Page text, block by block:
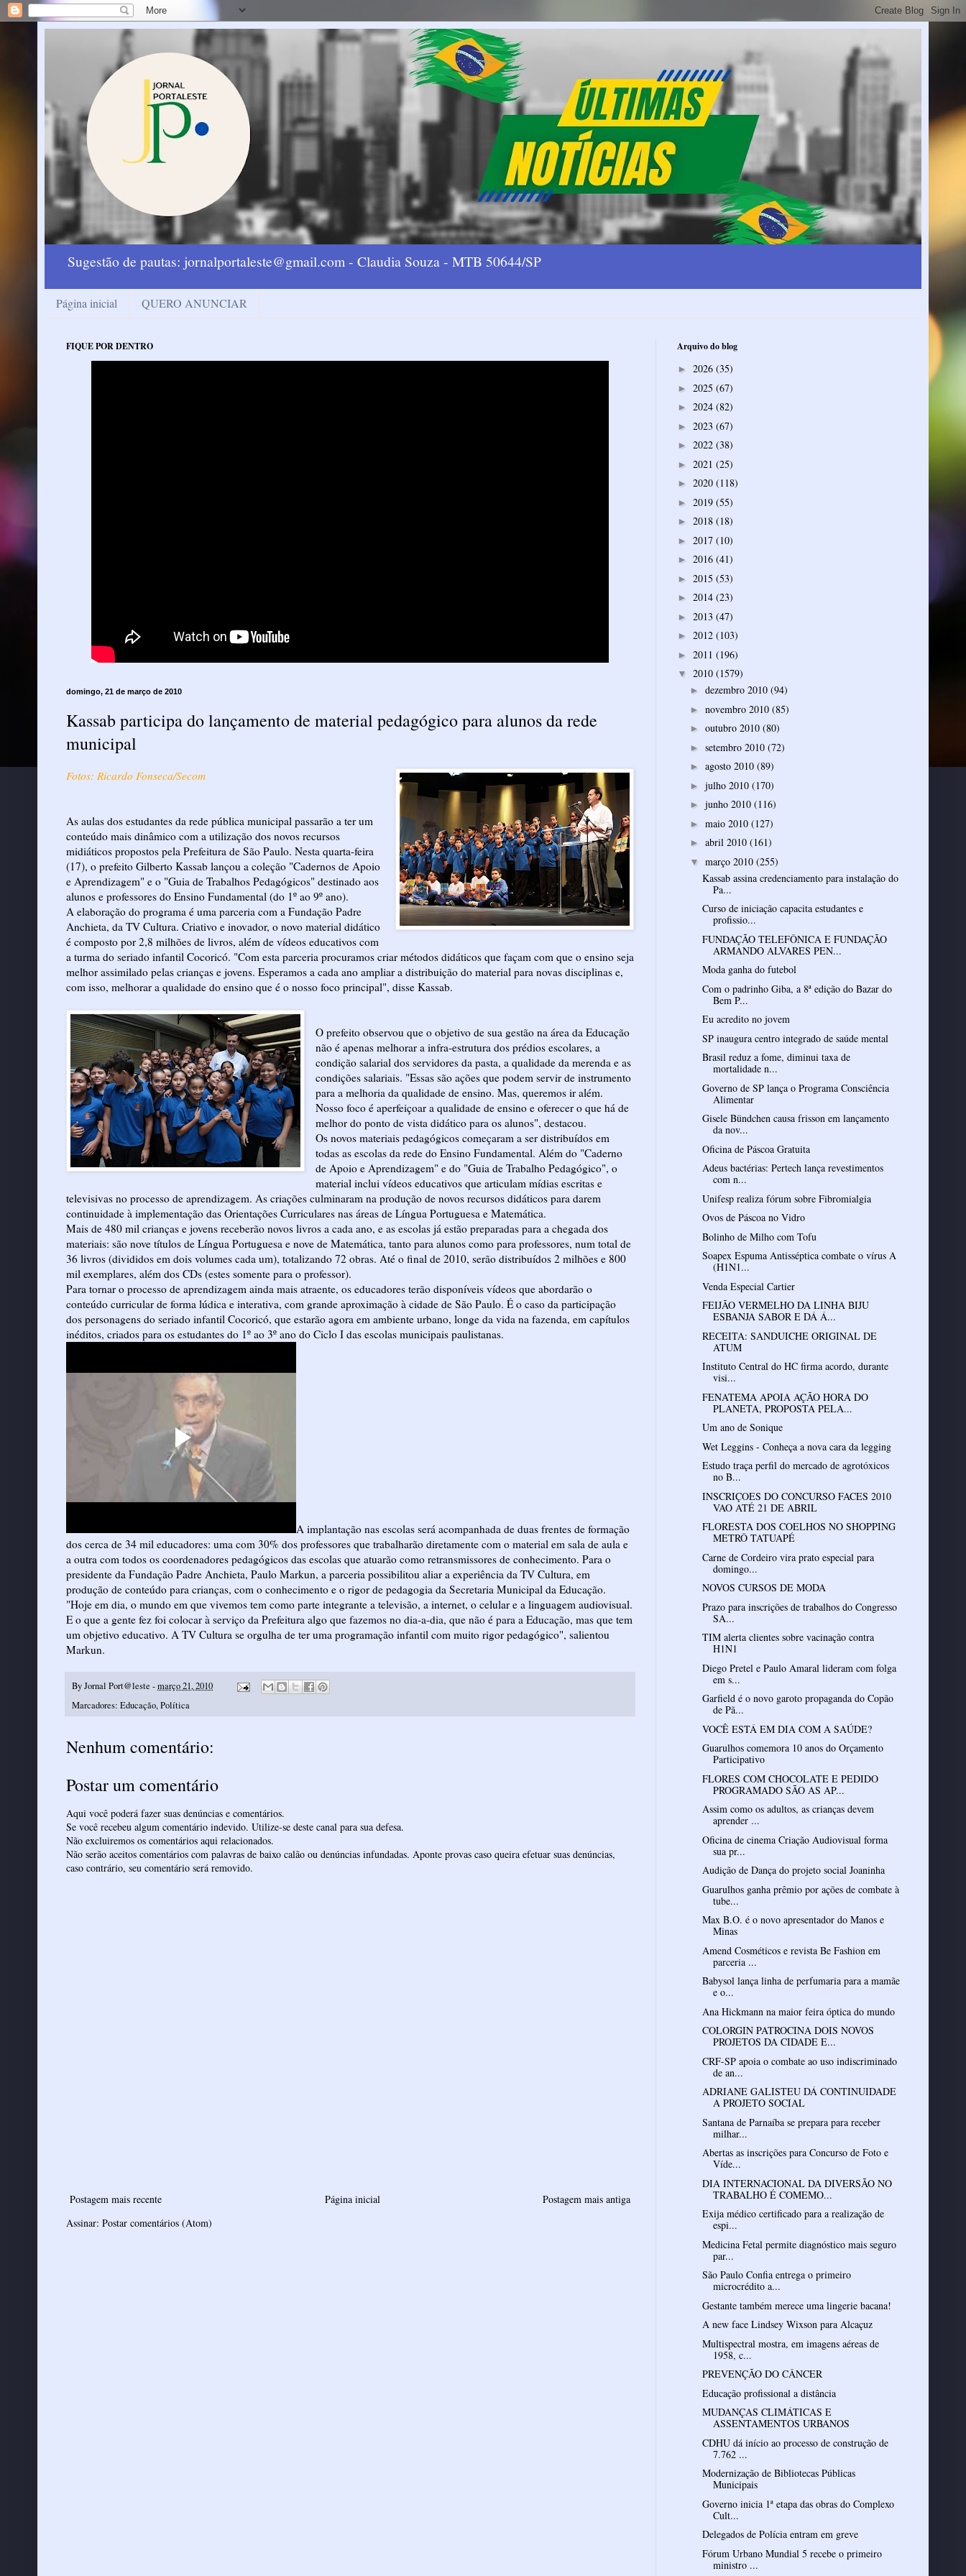
Sugestão de pautas: jornalportaleste@gmail.com - Claudia Souza - MTB 50644/SP
Página inicial QUERO ANUNCIAR
FIQUE POR DENTRO
domingo, 21 de março de 2010
Kassab participa do lançamento de material pedagógico para alunos da rede
municipal
Fotos: Ricardo Fonseca/Secom
As aulas dos estudantes da rede pública municipal passarão a ter um
conteúdo mais dinâmico com a utilização dos novos recursos
midiáticos propostos pela Prefeitura de São Paulo. Nesta quarta-feira
(17), o prefeito Gilberto Kassab lançou a coleção "Cadernos de Apoio
e Aprendizagem" e o "Guia de Trabalhos Pedagógicos" destinado aos
alunos e professores do Ensino Fundamental (do 1º ao 9º ano).
A elaboração do programa é uma parceria com a Fundação Padre
Anchieta, da TV Cultura. Criativo e inovador, o novo material didático
é composto por 2,8 milhões de livros, além de vídeos educativos com
a turma do seriado infantil Cocoricó. "Com esta parceria procuramos criar métodos didáticos que façam com que o ensino seja
melhor assimilado pelas crianças e jovens. Esperamos a cada ano ampliar a distribuição do material para novas disciplinas e,
com isso, melhorar a qualidade do ensino que é o nosso foco principal", disse Kassab.
O prefeito observou que o objetivo de sua gestão na área da Educação
não é apenas melhorar a infra-estrutura dos prédios escolares, a
condição salarial dos servidores da pasta, a qualidade da merenda e as
condições salariais. "Essas são ações que podem servir de instrumento
para a melhoria da qualidade de ensino. Mas, queremos ir além.
Nosso foco é aperfeiçoar a qualidade de ensino e oferecer o que há de
melhor do ponto de vista didático para os alunos", destacou.
Os novos materiais pedagógicos começaram a ser distribuídos em
todas as escolas da rede do Ensino Fundamental. Além do "Caderno
de Apoio e Aprendizagem" e do "Guia de Trabalho Pedagógico", o
material inclui vídeos educativos que articulam mídias escritas e
televisivas no processo de aprendizagem. As criações culminaram na produção de novos recursos didáticos para darem
continuidade à implementação das Orientações Curriculares nas áreas de Língua Portuguesa e Matemática.
Mais de 480 mil crianças e jovens receberão novos livros a cada ano, e as escolas já estão preparadas para a chegada dos
materiais: são nove títulos de Língua Portuguesa e nove de Matemática, tanto para alunos como para professores, num total de
36 livros (divididos em dois volumes cada um), totalizando 72 obras. Até o final de 2010, serão distribuídos 2 milhões e 800
mil exemplares, além dos CDs (estes somente para o professor).
Para tornar o processo de aprendizagem ainda mais atraente, os educadores terão disponíveis vídeos que abordarão o
conteúdo curricular de forma lúdica e interativa, com grande aproximação à cidade de São Paulo. É o caso da participação
dos personagens do seriado infantil Cocoricó, que estarão agora em ambiente urbano, longe da vida na fazenda, em capítulos
inéditos, criados para os estudantes do 1º ao 3º ano do Ciclo I das escolas municipais paulistanas.
A implantação nas escolas será acompanhada de duas frentes de formação
dos cerca de 34 mil educadores: uma com 30% dos professores que trabalharão diretamente com o material em sala de aula e
a outra com todos os coordenadores pedagógicos das escolas que atuarão como retransmissores de conhecimento. Para o
presidente da Fundação Padre Anchieta, Paulo Markun, a parceria possibilitou aliar a experiência da TV Cultura, em
produção de conteúdo para crianças, com o conhecimento e o rigor de pedagogia da Secretaria Municipal da Educação.
"Hoje em dia, o mundo em que vivemos tem como parte integrante a televisão, a internet, o celular e a linguagem audiovisual.
E o que a gente fez foi colocar à serviço da Prefeitura algo que fazemos no dia-a-dia, que não é para a Educação, mas que tem
um objetivo educativo. A TV Cultura se orgulha de ter uma programação infantil com muito rigor pedagógico", salientou
Markun.
ByJornal Port@leste -março 21, 2010
Marcadores: Educação,Política
Nenhum comentário:
Postar um comentário
Aqui você poderá fazer suas denúncias e comentários.
Se você recebeu algum comentário indevido. Utilize-se deste canal para sua defesa.
Não excluiremos os comentários aqui relacionados.
Não serão aceitos comentários com palavras de baixo calão ou denúncias infundadas. Aponte provas caso queira efetuar suas denúncias,
caso contrário, seu comentário será removido.
Postagem mais recente Postagem mais antiga
Página inicial
Assinar: Postar comentários (Atom)
Arquivo do blog
► 2026 (35)
► 2025 (67)
► 2024 (82)
► 2023 (67)
► 2022 (38)
► 2021 (25)
► 2020 (118)
► 2019 (55)
► 2018 (18)
► 2017 (10)
► 2016 (41)
► 2015 (53)
► 2014 (23)
► 2013 (47)
► 2012 (103)
► 2011 (196)
▼ 2010 (1579)
► dezembro 2010 (94)
► novembro 2010 (85)
► outubro 2010 (80)
► setembro 2010 (72)
► agosto 2010 (89)
► julho 2010 (170)
► junho 2010 (116)
► maio 2010 (127)
► abril 2010 (161)
▼ março 2010 (255)
Kassab assina credenciamento para instalação do
Pa...
Curso de iniciação capacita estudantes e
profissio...
FUNDAÇÃO TELEFÔNICA E FUNDAÇÃO
ARMANDO ALVARES PEN...
Moda ganha do futebol‏
Com o padrinho Giba, a 8ª edição do Bazar do
Bem P...
Eu acredito no jovem
SP inaugura centro integrado de saúde mental
Brasil reduz a fome, diminui taxa de
mortalidade n...
Governo de SP lança o Programa Consciência
Alimentar
Gisele Bündchen causa frisson em lançamento
da nov...
Oficina de Páscoa Gratuita
Adeus bactérias: Pertech lança revestimentos
com n...
Unifesp realiza fórum sobre Fibromialgia
Ovos de Páscoa no Vidro
Bolinho de Milho com Tofu
Soapex Espuma Antisséptica combate o vírus A
(H1N1...
Venda Especial Cartier
FEIJÃO VERMELHO DA LINHA BIJU
ESBANJA SABOR E DÁ Á...
RECEITA: SANDUICHE ORIGINAL DE
ATUM
Instituto Central do HC firma acordo, durante
visi...
FENATEMA APOIA AÇÃO HORA DO
PLANETA, PROPOSTA PELA...
Um ano de Sonique
Wet Leggins - Conheça a nova cara da legging
Estudo traça perfil do mercado de agrotóxicos
no B...
INSCRIÇOES DO CONCURSO FACES 2010
VAO ATÉ 21 DE ABRIL
FLORESTA DOS COELHOS NO SHOPPING
METRÔ TATUAPÉ
Carne de Cordeiro vira prato especial para
domingo...
NOVOS CURSOS DE MODA
Prazo para inscrições de trabalhos do Congresso
SA...
TIM alerta clientes sobre vacinação contra
H1N1
Diego Pretel e Paulo Amaral lideram com folga
em s...
Garfield é o novo garoto propaganda do Copão
de Pã...
VOCÊ ESTÁ EM DIA COM A SAÚDE?
Guarulhos comemora 10 anos do Orçamento
Participativo
FLORES COM CHOCOLATE E PEDIDO
PROGRAMADO SÃO AS AP...
Assim como os adultos, as crianças devem
aprender ...
Oficina de cinema Criação Audiovisual forma
sua pr...
Audição de Dança do projeto social Joaninha‏
Guarulhos ganha prêmio por ações de combate à
tube...
Max B.O. é o novo apresentador do Manos e
Minas
Amend Cosméticos e revista Be Fashion em
parceria ...
Babysol lança linha de perfumaria para a mamãe
e o...
Ana Hickmann na maior feira óptica do mundo
COLORGIN PATROCINA DOIS NOVOS
PROJETOS DA CIDADE E...
CRF-SP apoia o combate ao uso indiscriminado
de an...
ADRIANE GALISTEU DÁ CONTINUIDADE
A PROJETO SOCIAL
Santana de Parnaíba se prepara para receber
milhar...
Abertas as inscrições para Concurso de Foto e
Víde...
DIA INTERNACIONAL DA DIVERSÃO NO
TRABALHO É COMEMO...
Exija médico certificado para a realizaçăo de
espi...
Medicina Fetal permite diagnóstico mais seguro
par...
São Paulo Confia entrega o primeiro
microcrédito a...
Gestante também merece uma lingerie bacana!
A new face Lindsey Wixson para Alcaçuz
Multispectral mostra, em imagens aéreas de
1958, c...
PREVENÇÃO DO CÂNCER
Educação profissional a distância
MUDANÇAS CLIMÁTICAS E
ASSENTAMENTOS URBANOS
CDHU dá início ao processo de construção de
7.762 ...
Modernização de Bibliotecas Públicas
Municipais
Governo inicia 1ª etapa das obras do Complexo
Cult...
Delegados de Polícia entram em greve
Fórum Urbano Mundial 5 recebe o primeiro
ministro ...